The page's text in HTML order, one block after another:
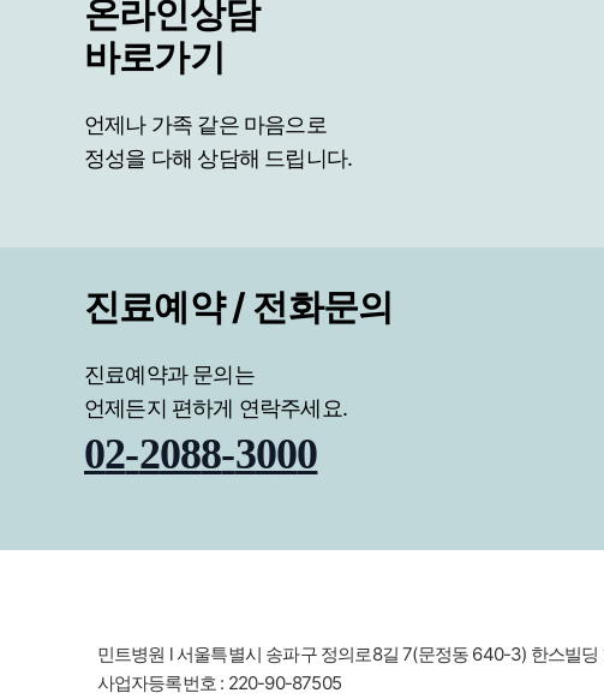
온라인상담
바로가기
언제나 가족 같은 마음으로
정성을 다해 상담해 드립니다.
진료예약 / 전화문의
진료예약과 문의는
언제든지 편하게 연락주세요.
02-2088-3000
민트병원 l 서울특별시 송파구 정의로8길 7(문정동 640-3) 한스빌딩
사업자등록번호 : 220-90-87505